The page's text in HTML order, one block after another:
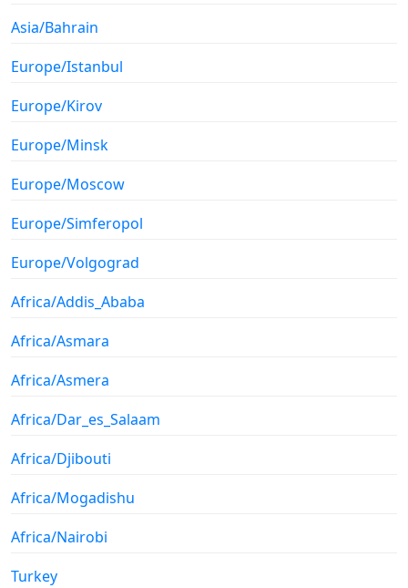
Asia/Bahrain
Europe/Istanbul
Europe/Kirov
Europe/Minsk
Europe/Moscow
Europe/Simferopol
Europe/Volgograd
Africa/Addis_Ababa
Africa/Asmara
Africa/Asmera
Africa/Dar_es_Salaam
Africa/Djibouti
Africa/Mogadishu
Africa/Nairobi
Turkey